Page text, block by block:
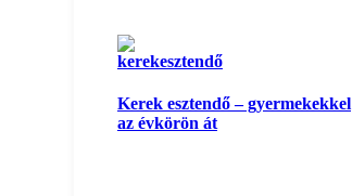
Kerek esztendő – gyermekekkel
az évkörön át